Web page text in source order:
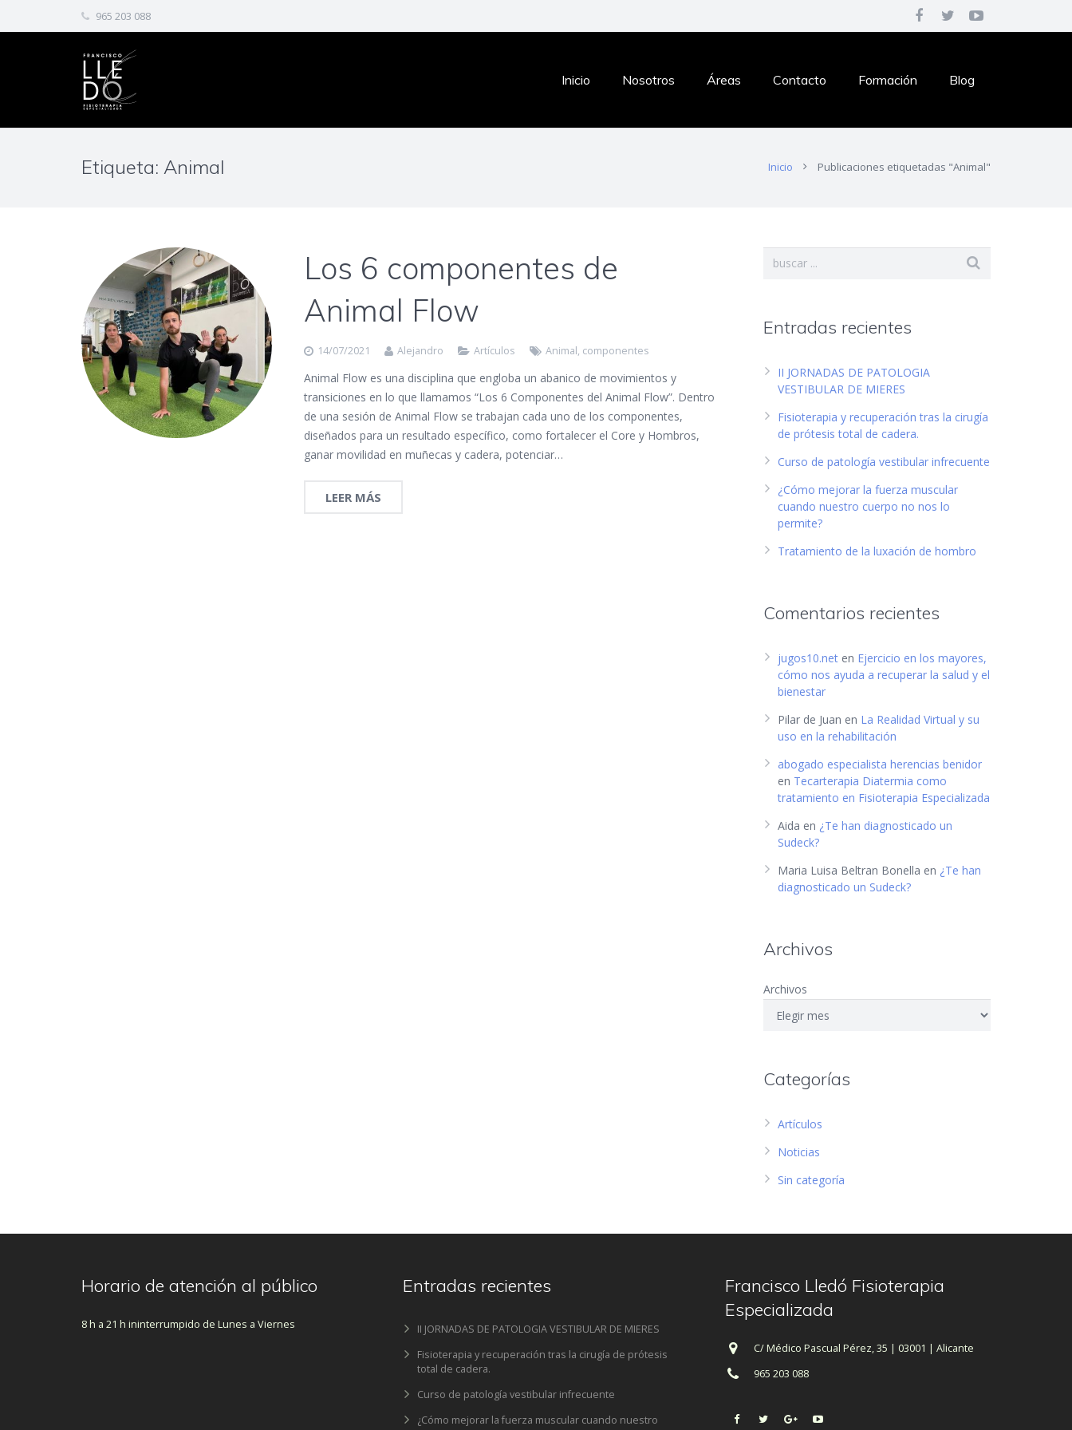
965 203 088
Inicio Nosotros Áreas Contacto Formación Blog
Etiqueta: Animal Inicio Publicaciones etiquetadas "Animal"
Los 6 componentes de
Animal Flow
14/07/2021 Alejandro Artículos Animal, componentes
Animal Flow es una disciplina que engloba un abanico de movimientos y
transiciones en lo que llamamos “Los 6 Componentes del Animal Flow”. Dentro
de una sesión de Animal Flow se trabajan cada uno de los componentes,
diseñados para un resultado específico, como fortalecer el Core y Hombros,
ganar movilidad en muñecas y cadera, potenciar…
LEER MÁS
Entradas recientes
II JORNADAS DE PATOLOGIA
VESTIBULAR DE MIERES
Fisioterapia y recuperación tras la cirugía
de prótesis total de cadera.
Curso de patología vestibular infrecuente
¿Cómo mejorar la fuerza muscular
cuando nuestro cuerpo no nos lo
permite?
Tratamiento de la luxación de hombro
Comentarios recientes
jugos10.net en Ejercicio en los mayores,
cómo nos ayuda a recuperar la salud y el
bienestar
Pilar de Juan en La Realidad Virtual y su
uso en la rehabilitación
abogado especialista herencias benidor
en Tecarterapia Diatermia como
tratamiento en Fisioterapia Especializada
Aida en ¿Te han diagnosticado un
Sudeck?
Maria Luisa Beltran Bonella en ¿Te han
diagnosticado un Sudeck?
Archivos
Archivos
Categorías
Artículos
Noticias
Sin categoría
Horario de atención al público
8 h a 21 h ininterrumpido de Lunes a Viernes
Entradas recientes
II JORNADAS DE PATOLOGIA VESTIBULAR DE MIERES
Fisioterapia y recuperación tras la cirugía de prótesis
total de cadera.
Curso de patología vestibular infrecuente
¿Cómo mejorar la fuerza muscular cuando nuestro
Francisco Lledó Fisioterapia
Especializada
C/ Médico Pascual Pérez, 35 | 03001 | Alicante
965 203 088